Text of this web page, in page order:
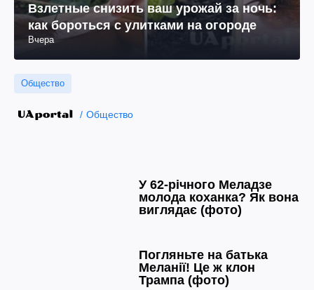
Взлетные снизить ваш урожай за ночь:
как бороться с улитками на огороде
Вчера
Общество
Общество